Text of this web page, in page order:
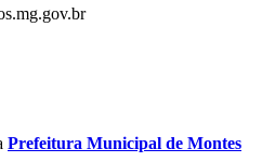
Prefeitura Municipal de Montes